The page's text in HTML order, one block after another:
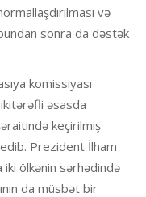
və
sonra da dəstək
komissiyası
əsasda
keçirilmiş
Prezident İlham
ölkənin sərhədində
da müsbət bir